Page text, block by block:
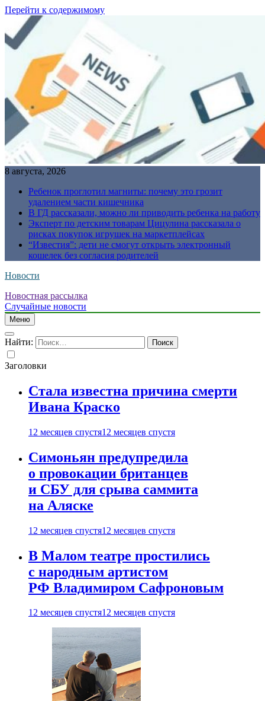
Перейти к содержимому
8 августа, 2026
Ребенок проглотил магниты: почему это грозит
удалением части кишечника
В ГД рассказали, можно ли приводить ребенка на работу
Эксперт по детским товарам Цицулина рассказала о
рисках покупок игрушек на маркетплейсах
“Известия”: дети не смогут открыть электронный
кошелек без согласия родителей
Новости
Новостная рассылка
Случайные новости
Меню
Найти:
Заголовки
Стала известна причина смерти
Ивана Краско
12 месяцев спустя12 месяцев спустя
Симоньян предупредила
о провокации британцев
и СБУ для срыва саммита
на Аляске
12 месяцев спустя12 месяцев спустя
В Малом театре простились
с народным артистом
РФ Владимиром Сафроновым
12 месяцев спустя12 месяцев спустя